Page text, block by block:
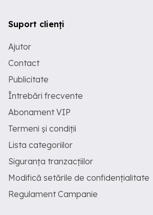
Suport clienți
Ajutor
Contact
Publicitate
Întrebări frecvente
Abonament VIP
Termeni și condiții
Lista categoriilor
Siguranța tranzacțiilor
Modifică setările de confidențialitate
Regulament Campanie